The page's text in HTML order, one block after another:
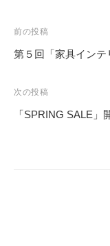
投
稿
ビ
ゲ
前の投稿
第５回「家具イン
次の投稿
「SPRING SALE」